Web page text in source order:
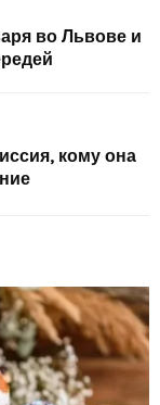
во Львове и
кому она